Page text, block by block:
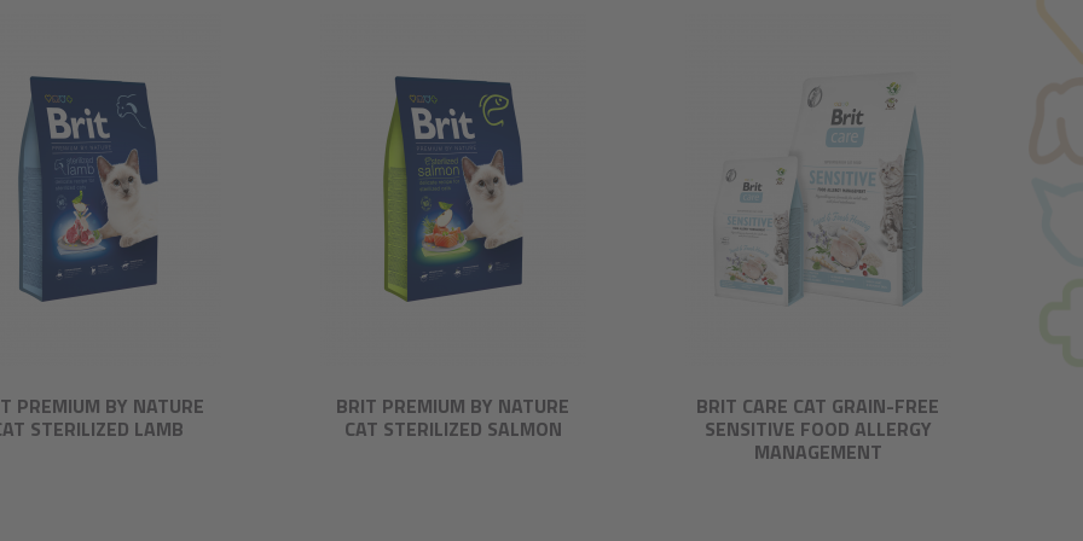
PREMIUM BY NATURE
STERILIZED LAMB
BRIT PREMIUM BY NATURE
CAT STERILIZED SALMON
BRIT CARE CAT GRAIN-FREE
SENSITIVE FOOD ALLERGY
MANAGEMENT